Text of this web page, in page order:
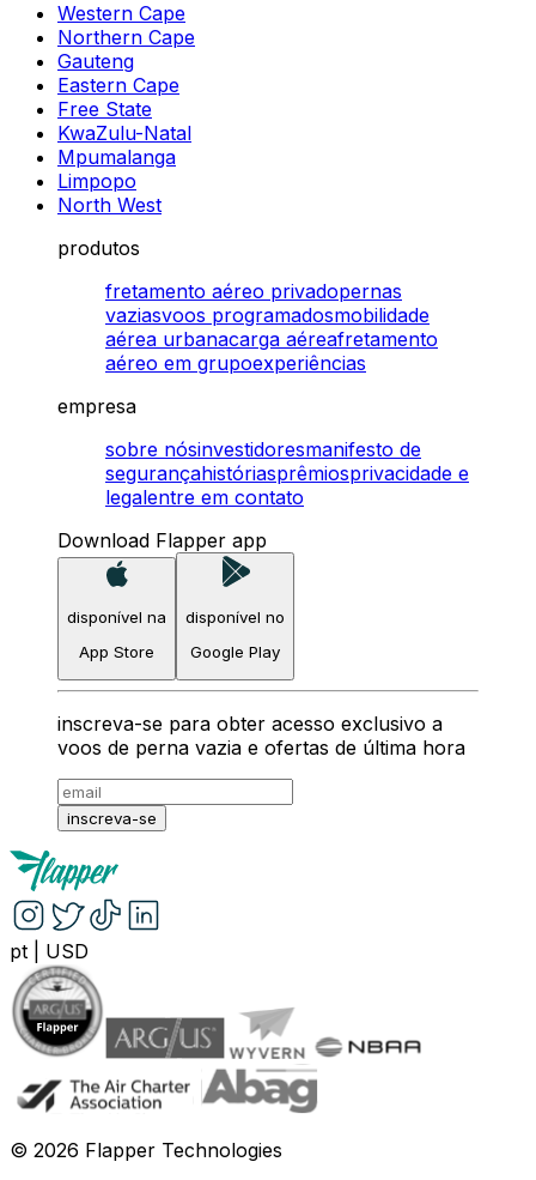
Western Cape
Northern Cape
Gauteng
Eastern Cape
Free State
KwaZulu-Natal
Mpumalanga
Limpopo
North West
produtos
fretamento aéreo privadopernas
vaziasvoos programadosmobilidade
aérea urbanacarga aéreafretamento
aéreo em grupoexperiências
empresa
sobre nósinvestidoresmanifesto de
segurançahistóriasprêmiosprivacidade e
legalentre em contato
Download Flapper app
disponível na
App Store
disponível no
Google Play
inscreva-se para obter acesso exclusivo a
voos de perna vazia e ofertas de última hora
inscreva-se
pt USD
© 2026 Flapper Technologies